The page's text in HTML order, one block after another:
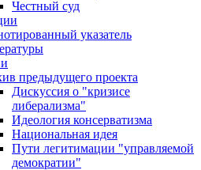
Честный суд
указатель
предыдущего проекта
Дискуссия о "кризисе
либерализма"
Идеология консерватизма
Национальная идея
Пути легитимации "управляемой
демократии"